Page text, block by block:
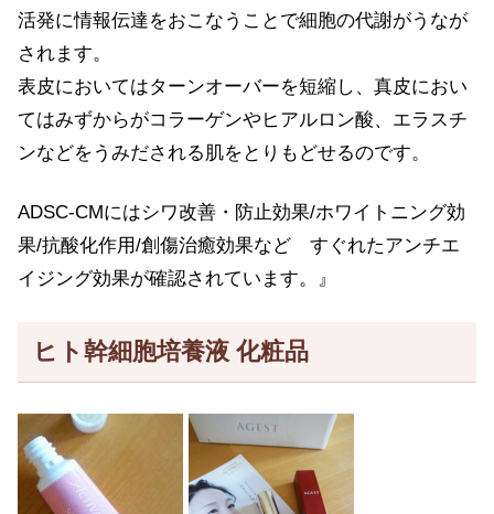
活発に情報伝達をおこなうことで細胞の代謝がうなが
されます。
表皮においてはターンオーバーを短縮し、真皮におい
てはみずからがコラーゲンやヒアルロン酸、エラスチ
ンなどをうみだされる肌をとりもどせるのです。
ADSC-CMにはシワ改善・防止効果/ホワイトニング効
果/抗酸化作用/創傷治癒効果など すぐれたアンチエ
イジング効果が確認されています。』
ヒト幹細胞培養液 化粧品